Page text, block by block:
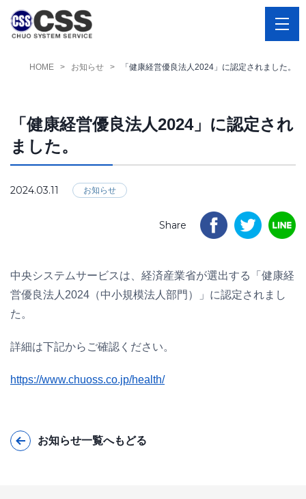
HOME お知らせ 「健康経営優良法人2024」に認定されました。
「健康経営優良法人2024」に認定され
ました。
2024.03.11 お知らせ
Share
中央システムサービスは、経済産業省が選出する「健康経
営優良法人2024（中小規模法人部門）」に認定されまし
た。
詳細は下記からご確認ください。
https://www.chuoss.co.jp/health/
お知らせ一覧へもどる